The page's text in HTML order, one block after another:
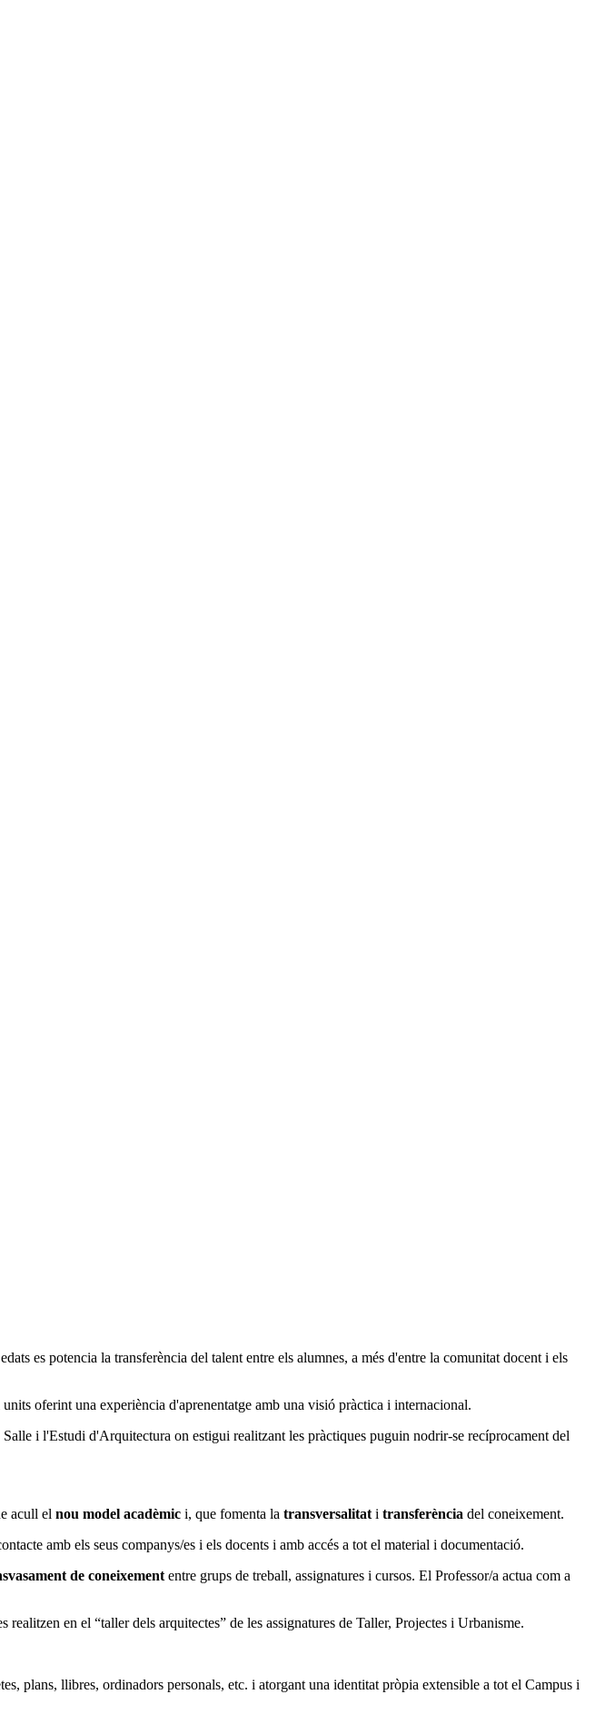
es potencia la transferència del talent entre els alumnes, a més d'entre la comunitat docent i els
oferint una experiència d'aprenentatge amb una visió pràctica i internacional.
i l'Estudi d'Arquitectura on estigui realitzant les pràctiques puguin nodrir-se recíprocament del
acull el nou model acadèmic i, que fomenta la transversalitat i transferència del coneixement.
amb els seus companys/es i els docents i amb accés a tot el material i documentació.
de coneixement entre grups de treball, assignatures i cursos. El Professor/a actua com a
realitzen en el “taller dels arquitectes” de les assignatures de Taller, Projectes i Urbanisme.
plans, llibres, ordinadors personals, etc. i atorgant una identitat pròpia extensible a tot el Campus i